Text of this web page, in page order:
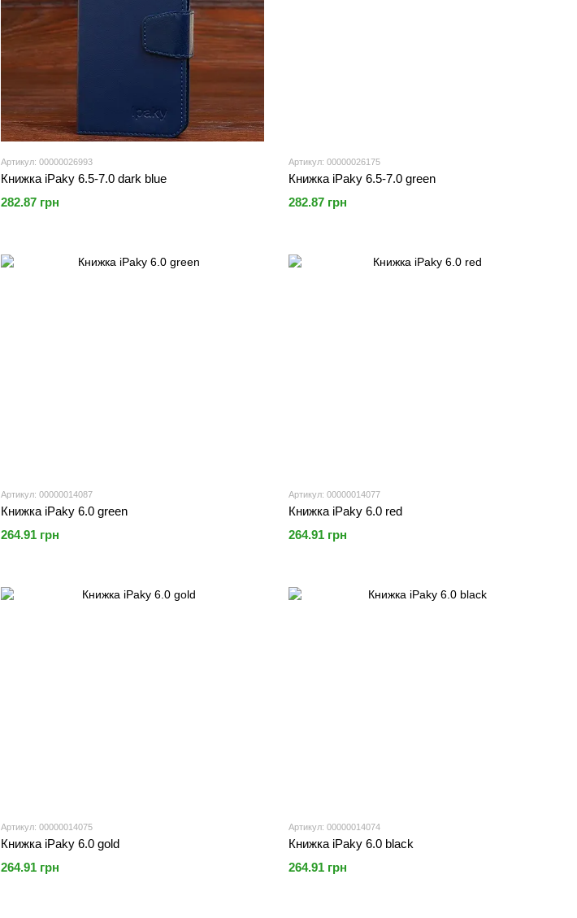
Артикул: 00000026993
Книжка iPaky 6.5-7.0 dark blue
282.87 грн
Артикул: 00000026175
Книжка iPaky 6.5-7.0 green
282.87 грн
Артикул: 00000014087
Книжка iPaky 6.0 green
264.91 грн
Артикул: 00000014077
Книжка iPaky 6.0 red
264.91 грн
Артикул: 00000014075
Книжка iPaky 6.0 gold
264.91 грн
Артикул: 00000014074
Книжка iPaky 6.0 black
264.91 грн